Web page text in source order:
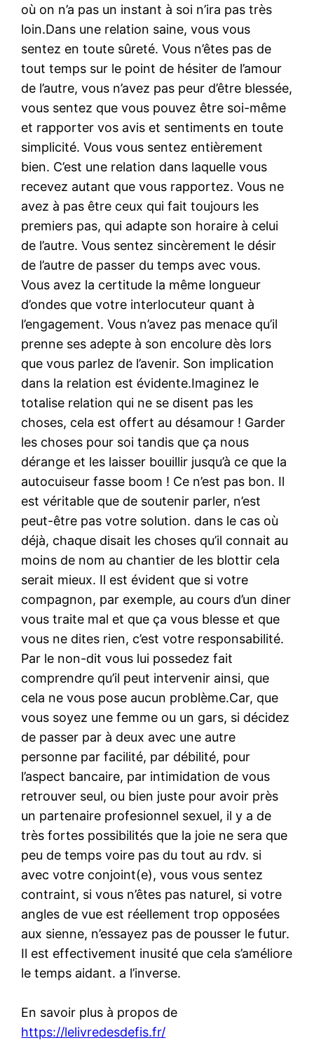
où on n’a pas un instant à soi n’ira pas très
loin.Dans une relation saine, vous vous
sentez en toute sûreté. Vous n’êtes pas de
tout temps sur le point de hésiter de l’amour
de l’autre, vous n’avez pas peur d’être blessée,
vous sentez que vous pouvez être soi-même
et rapporter vos avis et sentiments en toute
simplicité. Vous vous sentez entièrement
bien. C’est une relation dans laquelle vous
recevez autant que vous rapportez. Vous ne
avez à pas être ceux qui fait toujours les
premiers pas, qui adapte son horaire à celui
de l’autre. Vous sentez sincèrement le désir
de l’autre de passer du temps avec vous.
Vous avez la certitude la même longueur
d’ondes que votre interlocuteur quant à
l’engagement. Vous n’avez pas menace qu’il
prenne ses adepte à son encolure dès lors
que vous parlez de l’avenir. Son implication
dans la relation est évidente.Imaginez le
totalise relation qui ne se disent pas les
choses, cela est offert au désamour ! Garder
les choses pour soi tandis que ça nous
dérange et les laisser bouillir jusqu’à ce que la
autocuiseur fasse boom ! Ce n’est pas bon. Il
est véritable que de soutenir parler, n’est
peut-être pas votre solution. dans le cas où
déjà, chaque disait les choses qu’il connait au
moins de nom au chantier de les blottir cela
serait mieux. Il est évident que si votre
compagnon, par exemple, au cours d’un diner
vous traite mal et que ça vous blesse et que
vous ne dites rien, c’est votre responsabilité.
Par le non-dit vous lui possedez fait
comprendre qu’il peut intervenir ainsi, que
cela ne vous pose aucun problème.Car, que
vous soyez une femme ou un gars, si décidez
de passer par à deux avec une autre
personne par facilité, par débilité, pour
l’aspect bancaire, par intimidation de vous
retrouver seul, ou bien juste pour avoir près
un partenaire profesionnel sexuel, il y a de
très fortes possibilités que la joie ne sera que
peu de temps voire pas du tout au rdv. si
avec votre conjoint(e), vous vous sentez
contraint, si vous n’êtes pas naturel, si votre
angles de vue est réellement trop opposées
aux sienne, n’essayez pas de pousser le futur.
Il est effectivement inusité que cela s’améliore
le temps aidant. a l’inverse.
En savoir plus à propos de
https://lelivredesdefis.fr/